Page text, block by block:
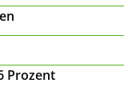
Prozent